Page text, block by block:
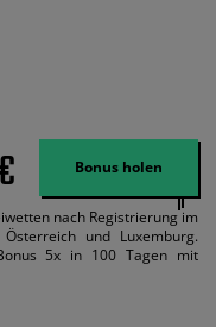
Bonus holen
nach Registrierung im
und Luxemburg.
5x in 100 Tagen mit
gelten. Lizenziert; Hilfe bei